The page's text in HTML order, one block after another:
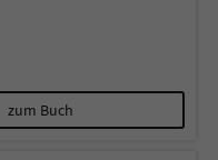
zum Buch